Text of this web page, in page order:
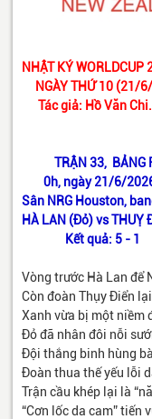
NHẬT KÝ WORLDCUP
NGÀY THỨ 10 (21/
Tác giả: Hồ Văn Chi.
TRẬN 33, BẢNG
0h, ngày 21/6/
Sân NRG Houston,
HÀ LAN (Đỏ) vs THUỴ
Kết quả: 5 - 1
Vòng trước Hà Lan để
Còn đoàn Thụy Điển
Xanh vừa bị một niềm
Đỏ đã nhân đôi nỗi
Đội thắng binh hùng
Đoàn thua thế yếu lỗi
Trận cầu khép lại là
“Cơn lốc da cam” tiến